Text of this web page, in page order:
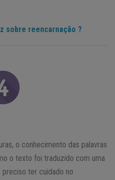
sobre reencarnação ?
o conhecimento das palavras
o texto foi traduzido com uma
preciso ter cuidado no